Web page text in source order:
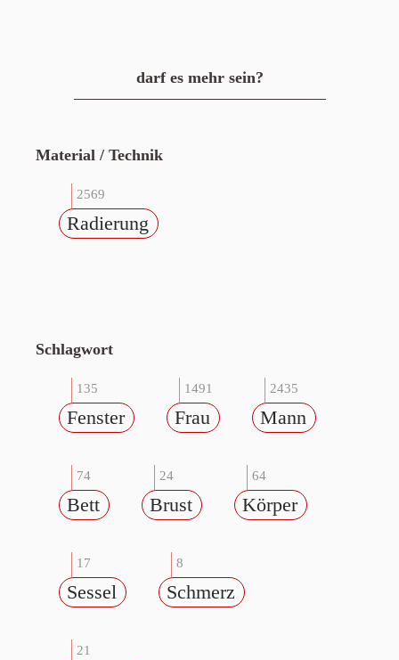
darf es mehr sein?
Material / Technik
2569
Radierung
Schlagwort
135
Fenster
1491
Frau
2435
Mann
74
Bett
24
Brust
64
Körper
17
Sessel
8
Schmerz
21